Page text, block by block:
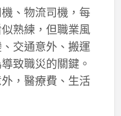
、物流司機，每
熟練，但職業風
交通意外、搬運
致職災的關鍵。
，醫療費、生活